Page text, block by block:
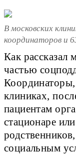
В московских
координаторов и
Как рассказал
частью
клиниках,
пациентам
стационаре
социальным